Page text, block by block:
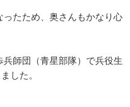
たため、奥さんもかなり心
師団（青星部隊）で兵役生
した。